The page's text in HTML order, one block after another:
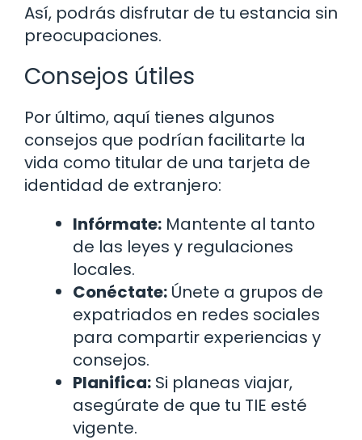
Así, podrás disfrutar de tu estancia sin
preocupaciones.
Consejos útiles
Por último, aquí tienes algunos
consejos que podrían facilitarte la
vida como titular de una tarjeta de
identidad de extranjero:
Infórmate: Mantente al tanto
de las leyes y regulaciones
locales.
Conéctate: Únete a grupos de
expatriados en redes sociales
para compartir experiencias y
consejos.
Planifica: Si planeas viajar,
asegúrate de que tu TIE esté
vigente.